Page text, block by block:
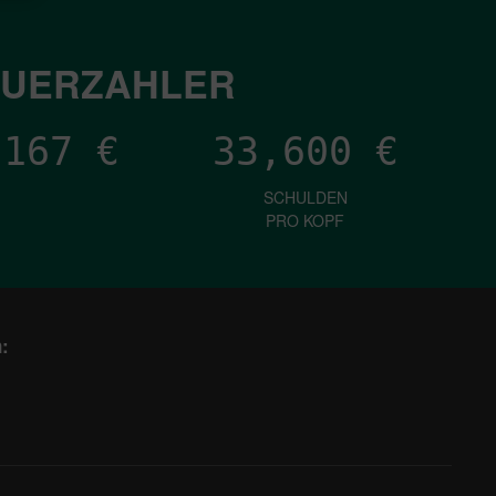
€ 33,600 €
SCHULDEN
PRO KOPF